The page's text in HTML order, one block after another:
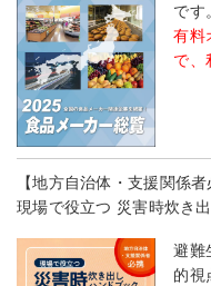
です
有料
で、
【地方自治体・支援関係者
現場で役立つ 災害時炊き
避難
的視